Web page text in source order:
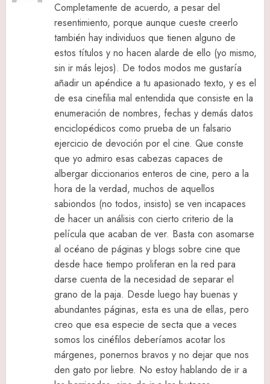
Completamente de acuerdo, a pesar del
resentimiento, porque aunque cueste creerlo
también hay individuos que tienen alguno de
estos títulos y no hacen alarde de ello (yo mismo,
sin ir más lejos). De todos modos me gustaría
añadir un apéndice a tu apasionado texto, y es el
de esa cinefilia mal entendida que consiste en la
enumeración de nombres, fechas y demás datos
enciclopédicos como prueba de un falsario
ejercicio de devoción por el cine. Que conste
que yo admiro esas cabezas capaces de
albergar diccionarios enteros de cine, pero a la
hora de la verdad, muchos de aquellos
sabiondos (no todos, insisto) se ven incapaces
de hacer un análisis con cierto criterio de la
película que acaban de ver. Basta con asomarse
al océano de páginas y blogs sobre cine que
desde hace tiempo proliferan en la red para
darse cuenta de la necesidad de separar el
grano de la paja. Desde luego hay buenas y
abundantes páginas, esta es una de ellas, pero
creo que esa especie de secta que a veces
somos los cinéfilos deberíamos acotar los
márgenes, ponernos bravos y no dejar que nos
den gato por liebre. No estoy hablando de ir a